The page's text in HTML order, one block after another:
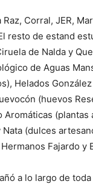
Corral, JER,
resto de estand
de Nalda y
de Aguas
Helados
(huevos
(dulces
Fajardo y
a lo largo de